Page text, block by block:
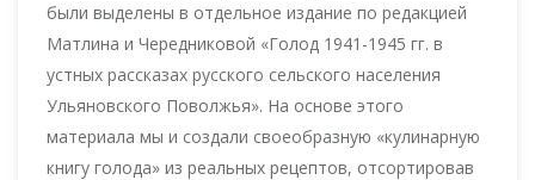
были выделены в отдельное издание по редакцией
Матлина и Чередниковой «Голод 1941-1945 гг. в
устных рассказах русского сельского населения
Ульяновского Поволжья». На основе этого
материала мы и создали своеобразную «кулинарную
книгу голода» из реальных рецептов, отсортировав